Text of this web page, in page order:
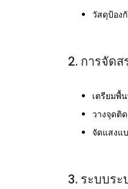
วัสดุป้อง
2. การจัด
เตรียมพื้
วางจุดติ
จัดแสงแ
3. ระบบร